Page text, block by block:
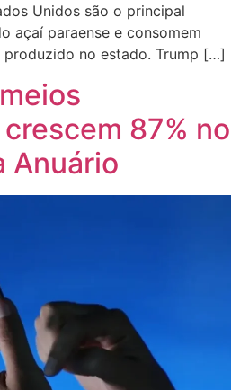
Unidos são o principal
açaí paraense e consomem
no estado. Trump […]
87% no
Anuário